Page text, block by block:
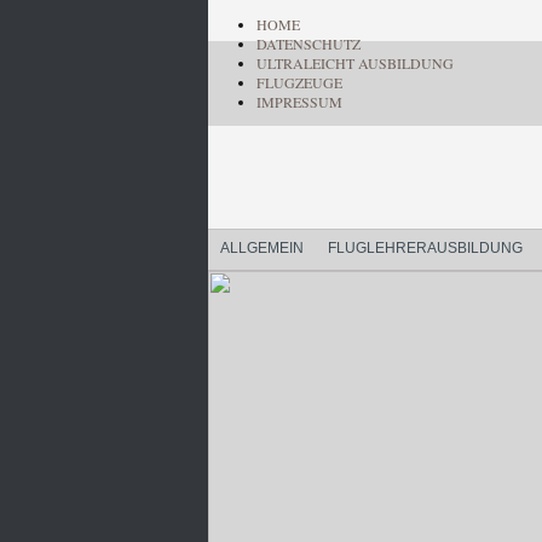
HOME
DATENSCHUTZ
ULTRALEICHT AUSBILDUNG
FLUGZEUGE
IMPRESSUM
ALLGEMEIN FLUGLEHRERAUSBILDUNG